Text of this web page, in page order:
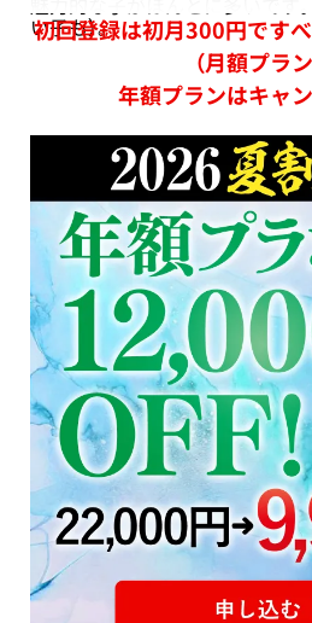
い子も）。
初回登録は初月300円です
（月額プラン
年額プランはキャ